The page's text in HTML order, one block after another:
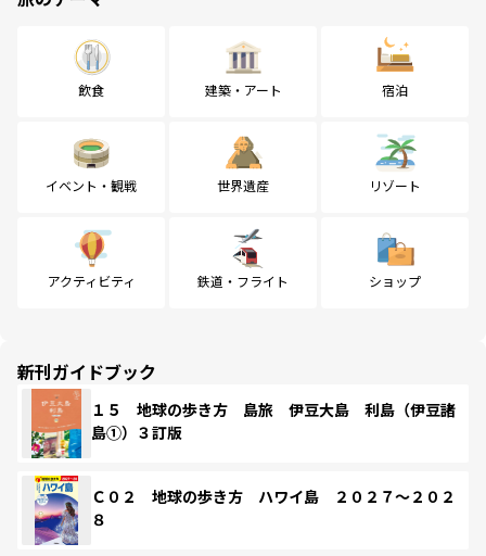
飲食 建築・アート 宿泊
イベント・観戦 世界遺産 リゾート
アクティビティ 鉄道・フライト ショップ
新刊ガイドブック
１５ 地球の歩き方 島旅 伊豆大島 利島（伊豆諸
島①）３訂版
Ｃ０２ 地球の歩き方 ハワイ島 ２０２７～２０２
８